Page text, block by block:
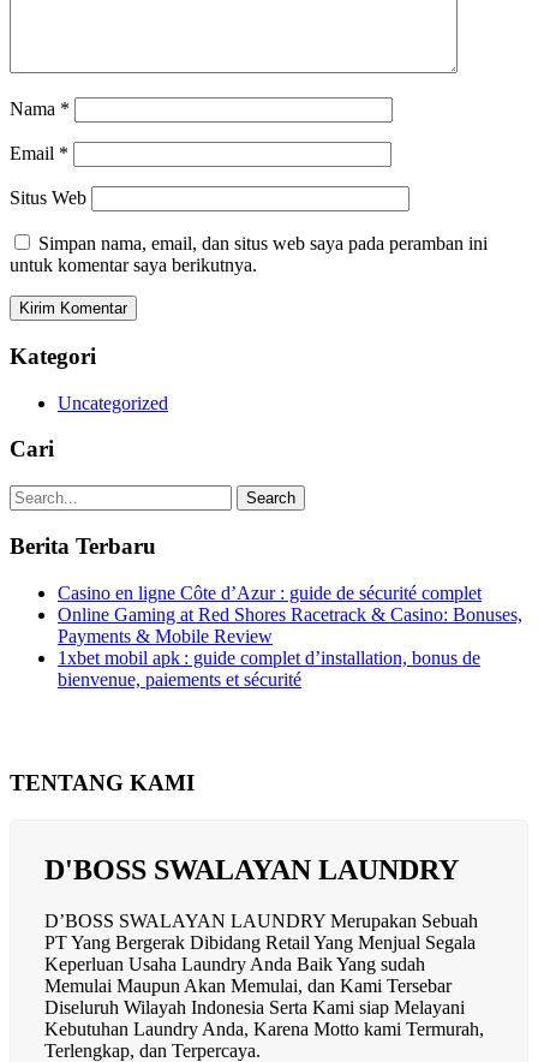
Nama *
Email *
Situs Web
Simpan nama, email, dan situs web saya pada peramban ini
untuk komentar saya berikutnya.
Kategori
Uncategorized
Cari
Search
Berita Terbaru
Casino en ligne Côte d’Azur : guide de sécurité complet
Online Gaming at Red Shores Racetrack & Casino: Bonuses,
Payments & Mobile Review
1xbet mobil apk : guide complet d’installation, bonus de
bienvenue, paiements et sécurité
TENTANG KAMI
D'BOSS SWALAYAN LAUNDRY
D’BOSS SWALAYAN LAUNDRY Merupakan Sebuah
PT Yang Bergerak Dibidang Retail Yang Menjual Segala
Keperluan Usaha Laundry Anda Baik Yang sudah
Memulai Maupun Akan Memulai, dan Kami Tersebar
Diseluruh Wilayah Indonesia Serta Kami siap Melayani
Kebutuhan Laundry Anda, Karena Motto kami Termurah,
Terlengkap, dan Terpercaya.